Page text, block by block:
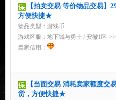
【拍卖交易 等价物品交易】
方便快捷★
物品类型：游戏币
游戏区服： 地下城与勇士 / 安徽1区
卖家信用：
【当面交易 消耗卖家额度交
货，方便快捷★